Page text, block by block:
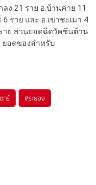
ลง 21 ราย อ.บ้านค่าย 11
ราย และ อ.เขาชะเมา 4
าย ส่วนยอดฉีดวัคซีนต้าน
ยอดของสำหรับ
าร์ #ระยอง